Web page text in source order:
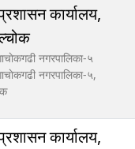
कार्यालय,
नगरपालिका-५
नगरपालिका-५,
कार्यालय,